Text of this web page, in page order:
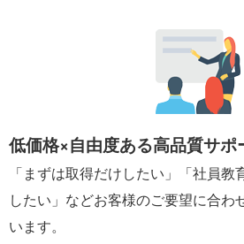
低価格×自由度ある高品質サポ
「まずは取得だけしたい」「社員
したい」などお客様のご要望に合わ
います。